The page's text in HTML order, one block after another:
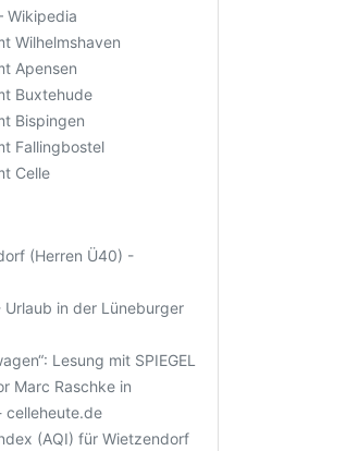
Wikipedia
Wilhelmshaven
Apensen
Buxtehude
Bispingen
Fallingbostel
Celle
(Herren Ü40) -
Urlaub in der Lüneburger
Lesung mit SPIEGEL
Marc Raschke in
celleheute.de
(AQI) für Wietzendorf